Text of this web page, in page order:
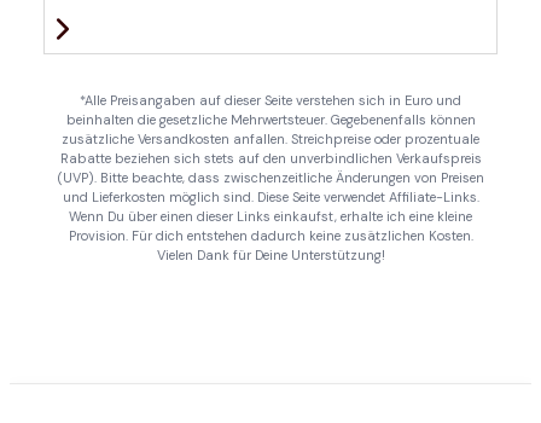
*Alle Preisangaben auf dieser Seite verstehen sich in Euro und
beinhalten die gesetzliche Mehrwertsteuer. Gegebenenfalls können
zusätzliche Versandkosten anfallen. Streichpreise oder prozentuale
Rabatte beziehen sich stets auf den unverbindlichen Verkaufspreis
(UVP). Bitte beachte, dass zwischenzeitliche Änderungen von Preisen
und Lieferkosten möglich sind. Diese Seite verwendet Affiliate-Links.
Wenn Du über einen dieser Links einkaufst, erhalte ich eine kleine
Provision. Für dich entstehen dadurch keine zusätzlichen Kosten.
Vielen Dank für Deine Unterstützung!